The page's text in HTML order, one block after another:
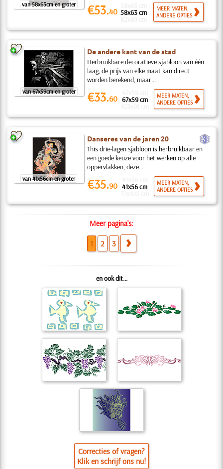
van 58x63cm en groter €53.40 58x63 cm
MEER MATEN,
ANDERE OPTIES
van 67x59cm en groter
De andere kant van de stad
Herbruikbare decoratieve sjabloon van één
laag, de prijs van elke maat kan direct
worden berekend, maar...
€33.60 67x59 cm
MEER MATEN,
ANDERE OPTIES
van 41x56cm en groter
Danseres van de jaren 20 c
This drie-lagen sjabloon is herbruikbaar en
een goede keuze voor het werken op alle
oppervlakken, deze...
€35.90 41x56 cm
MEER MATEN,
ANDERE OPTIES
Meer pagina's:
1 2 3
en ook dit...
Correcties of vragen?
Klik en schrijf ons nu!